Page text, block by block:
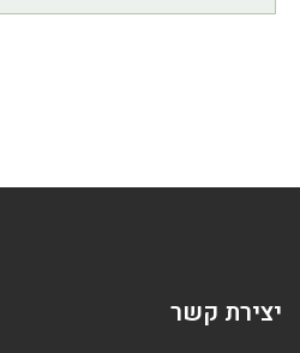
יצירת קשר